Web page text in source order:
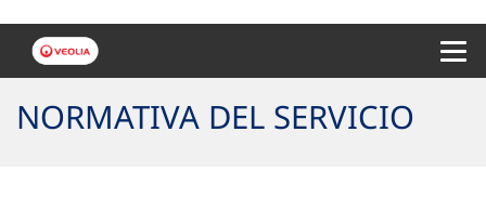
NORMATIVA DEL SERVICIO